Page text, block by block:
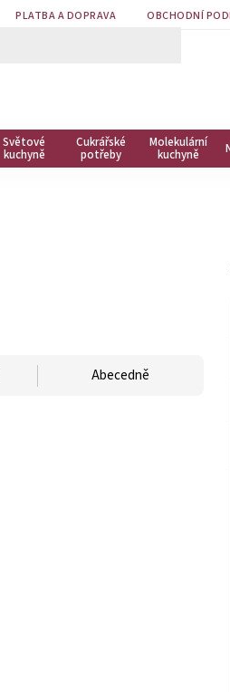
PLATBA A DOPRAVA OBCHODNÍ
Světové
kuchyně
Cukrářské
potřeby
Molekulární
kuchyně
Abecedně